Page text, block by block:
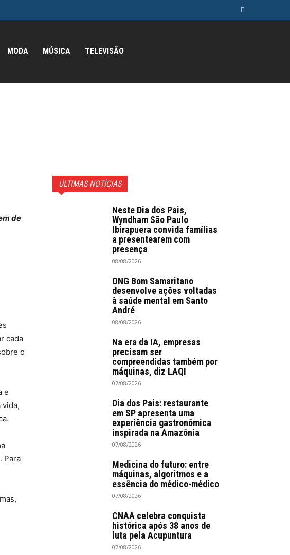
MODA MÚSICA TELEVISÃO
de
cada
o
e
vida,
Para
ÚLTIMAS NOTÍCIAS
Neste Dia dos Pais,
Wyndham São Paulo
Ibirapuera convida famílias
a presentearem com
presença
08/08/2026
ONG Bom Samaritano
desenvolve ações voltadas
à saúde mental em Santo
André
08/08/2026
Na era da IA, empresas
precisam ser
compreendidas também por
máquinas, diz LAQI
07/08/2026
Dia dos Pais: restaurante
em SP apresenta uma
experiência gastronômica
inspirada na Amazônia
07/08/2026
Medicina do futuro: entre
máquinas, algoritmos e a
essência do médico-médico
07/08/2026
CNAA celebra conquista
histórica após 38 anos de
luta pela Acupuntura
07/08/2026